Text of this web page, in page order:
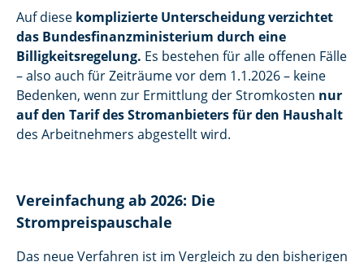
Auf diese komplizierte Unterscheidung verzichtet
das Bundesfinanzministerium durch eine
Billigkeitsregelung. Es bestehen für alle offenen Fälle
– also auch für Zeiträume vor dem 1.1.2026 – keine
Bedenken, wenn zur Ermittlung der Stromkosten nur
auf den Tarif des Stromanbieters für den Haushalt
des Arbeitnehmers abgestellt wird.
Vereinfachung ab 2026: Die
Strompreispauschale
Das neue Verfahren ist im Vergleich zu den bisherigen